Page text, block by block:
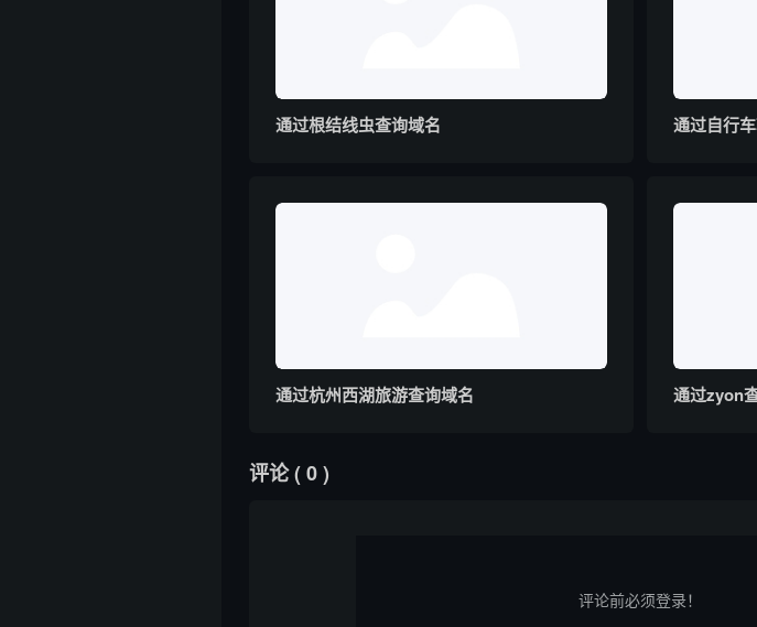
通过根结线虫查询域名 通过自行
通过杭州西湖旅游查询域名 通过zyon
评论( 0 )
评论前必须登录！